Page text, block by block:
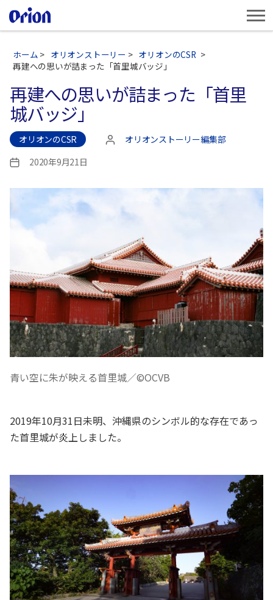
ホーム > オリオンストーリー > オリオンのCSR >
再建への思いが詰まった「首里城バッジ」
再建への思いが詰まった「首里
城バッジ」
オリオンのCSR
投
オリオンストーリー編集部
投
日
2020年9月21日
青い空に朱が映える首里城／©OCVB
2019年10月31日未明、沖縄県のシンボル的な存在であっ
た首里城が炎上しました。